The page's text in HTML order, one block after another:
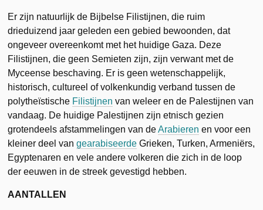
Er zijn natuurlijk de Bijbelse Filistijnen, die ruim
drieduizend jaar geleden een gebied bewoonden, dat
ongeveer overeenkomt met het huidige Gaza. Deze
Filistijnen, die geen Semieten zijn, zijn verwant met de
Myceense beschaving. Er is geen wetenschappelijk,
historisch, cultureel of volkenkundig verband tussen de
polytheïstische Filistijnen van weleer en de Palestijnen van
vandaag. De huidige Palestijnen zijn etnisch gezien
grotendeels afstammelingen van deArabieren en voor een
kleiner deel vangearabiseerde Grieken, Turken, Armeniërs,
Egyptenaren en vele andere volkeren die zich in de loop
der eeuwen in de streek gevestigd hebben.
AANTALLEN